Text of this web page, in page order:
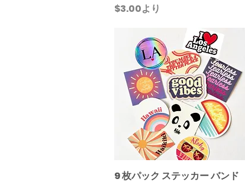
$3.00より
セール価格
クイックビュー
9 枚パック ステッカー バンド